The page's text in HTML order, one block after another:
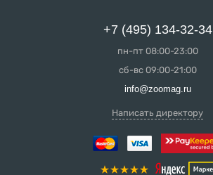
+7 (495) 134-32-34
пн-пт 08:00-23:00
сб-вс 09:00-21:00
info@zoomag.ru
Написать директору